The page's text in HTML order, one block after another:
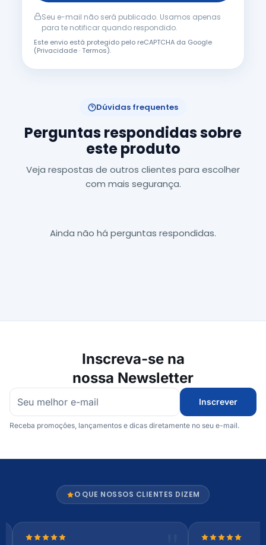
Seu e-mail não será publicado. Usamos apenas
para te notificar quando respondido.
Este envio está protegido pelo reCAPTCHA da Google
(Privacidade·Termos).
Dúvidas frequentes
Perguntas respondidas sobre
este produto
Veja respostas de outros clientes para escolher
com mais segurança.
Ainda não há perguntas respondidas.
Inscreva-se na
nossa Newsletter
Inscrever
Receba promoções, lançamentos e dicas diretamente no seu e-mail.
O QUE NOSSOS CLIENTES DIZEM
Nota 5 de 5 estrelas Nota 5 de 5